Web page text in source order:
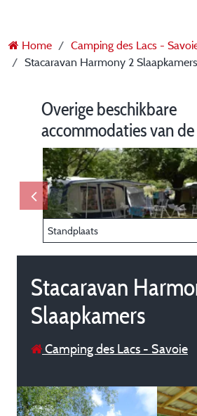
Home
Camping des Lacs -
Stacaravan Harmony 2 Slaapkamers
Overige beschikbare
accommodaties van
Standplaats
Stacaravan
Slaapkamers
Camping des Lacs - Savoie